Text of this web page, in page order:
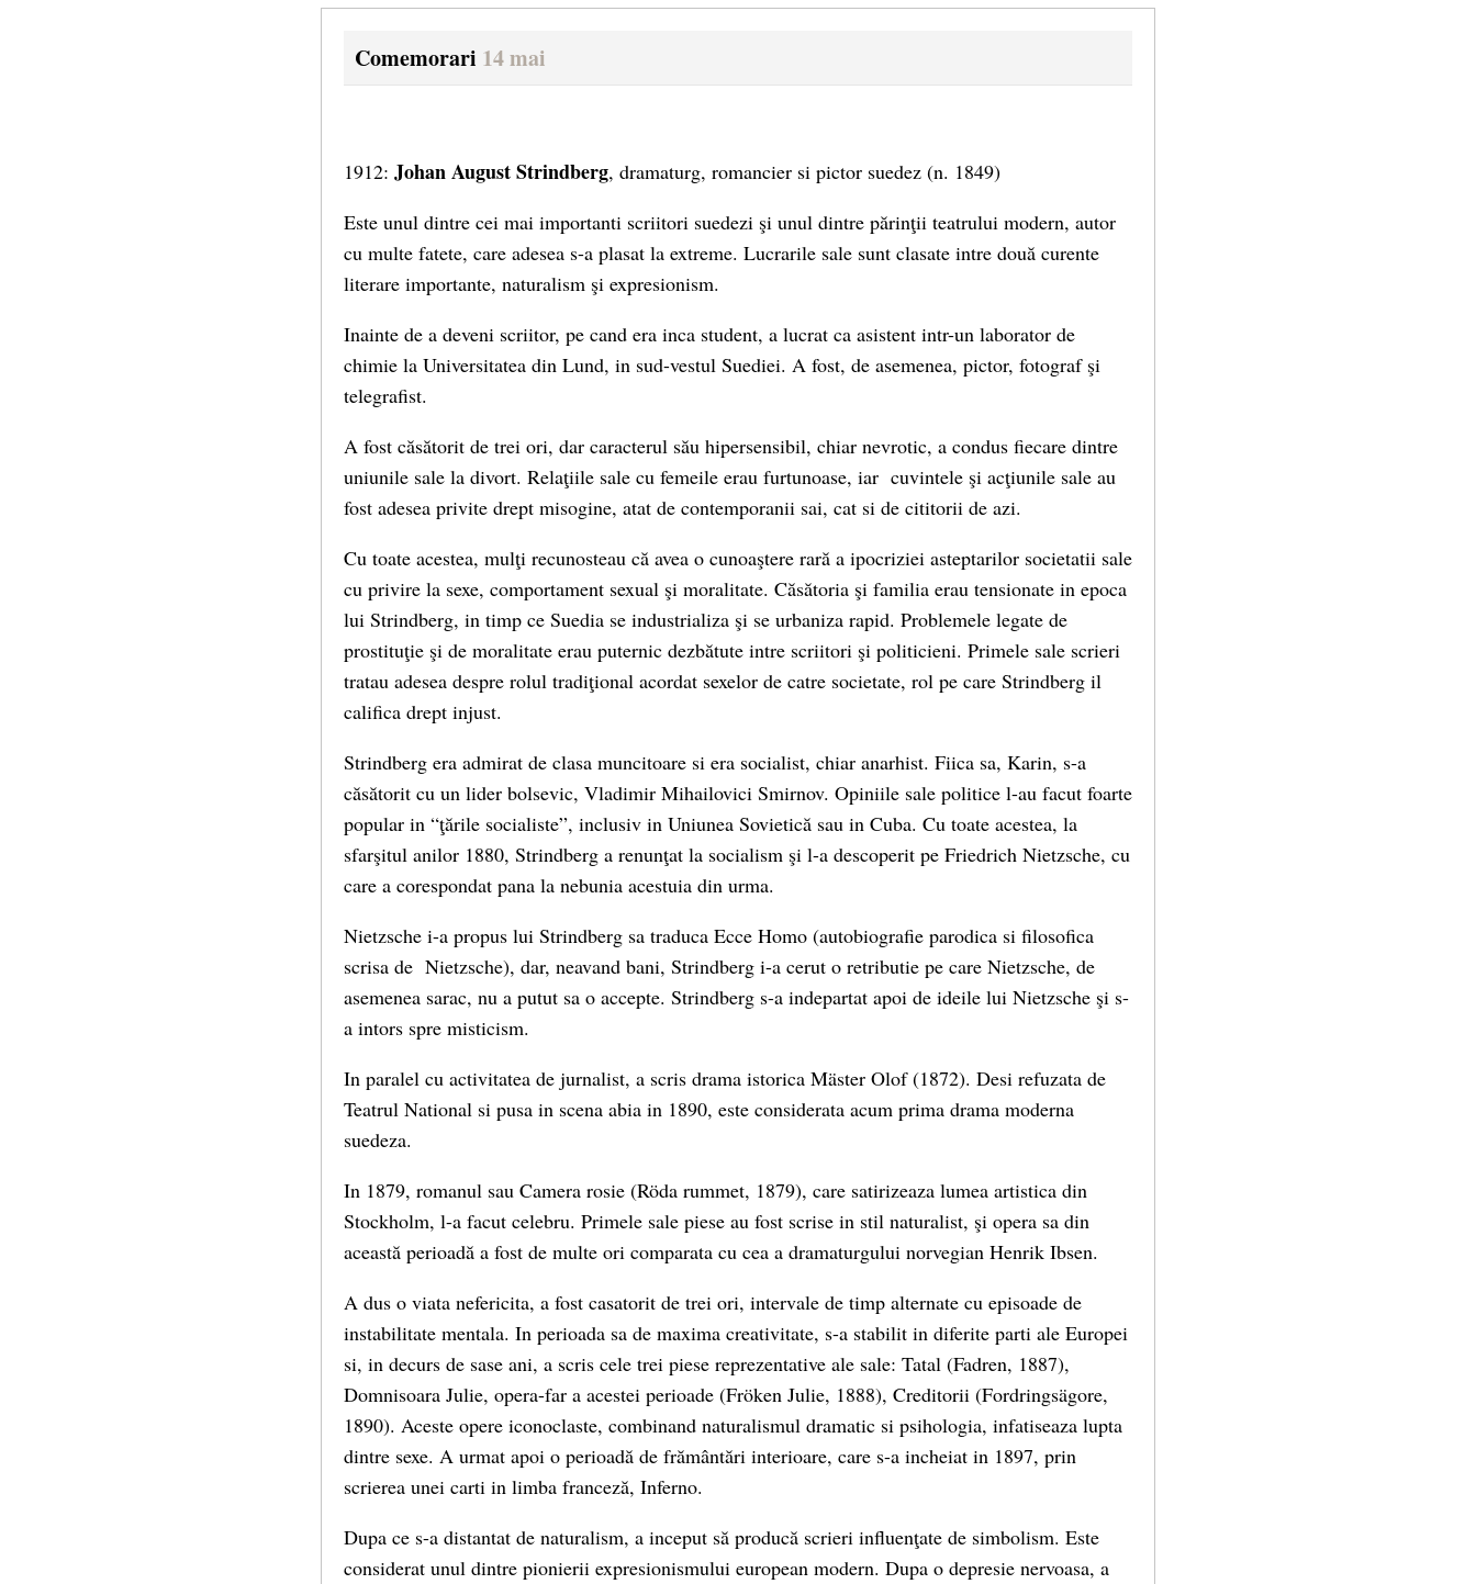
Comemorari 14 mai
1912: Johan August Strindberg, dramaturg, romancier si pictor suedez (n. 1849)
Este unul dintre cei mai importanti scriitori suedezi şi unul dintre părinţii teatrului modern, autor
cu multe fatete, care adesea s-a plasat la extreme. Lucrarile sale sunt clasate intre două curente
literare importante, naturalism şi expresionism.
Inainte de a deveni scriitor, pe cand era inca student, a lucrat ca asistent intr-un laborator de
chimie la Universitatea din Lund, in sud-vestul Suediei. A fost, de asemenea, pictor, fotograf şi
telegrafist.
A fost căsătorit de trei ori, dar caracterul său hipersensibil, chiar nevrotic, a condus fiecare dintre
uniunile sale la divort. Relaţiile sale cu femeile erau furtunoase, iar cuvintele şi acţiunile sale au
fost adesea privite drept misogine, atat de contemporanii sai, cat si de cititorii de azi.
Cu toate acestea, mulţi recunosteau că avea o cunoaştere rară a ipocriziei asteptarilor societatii sale
cu privire la sexe, comportament sexual şi moralitate. Căsătoria şi familia erau tensionate in epoca
lui Strindberg, in timp ce Suedia se industrializa şi se urbaniza rapid. Problemele legate de
prostituţie şi de moralitate erau puternic dezbătute intre scriitori şi politicieni. Primele sale scrieri
tratau adesea despre rolul tradiţional acordat sexelor de catre societate, rol pe care Strindberg il
califica drept injust.
Strindberg era admirat de clasa muncitoare si era socialist, chiar anarhist. Fiica sa, Karin, s-a
căsătorit cu un lider bolsevic, Vladimir Mihailovici Smirnov. Opiniile sale politice l-au facut foarte
popular in “ţările socialiste”, inclusiv in Uniunea Sovietică sau in Cuba. Cu toate acestea, la
sfarşitul anilor 1880, Strindberg a renunţat la socialism şi l-a descoperit pe Friedrich Nietzsche, cu
care a corespondat pana la nebunia acestuia din urma.
Nietzsche i-a propus lui Strindberg sa traduca Ecce Homo (autobiografie parodica si filosofica
scrisa de Nietzsche), dar, neavand bani, Strindberg i-a cerut o retributie pe care Nietzsche, de
asemenea sarac, nu a putut sa o accepte. Strindberg s-a indepartat apoi de ideile lui Nietzsche şi s-
a intors spre misticism.
In paralel cu activitatea de jurnalist, a scris drama istorica Mäster Olof (1872). Desi refuzata de
Teatrul National si pusa in scena abia in 1890, este considerata acum prima drama moderna
suedeza.
In 1879, romanul sau Camera rosie (Röda rummet, 1879), care satirizeaza lumea artistica din
Stockholm, l-a facut celebru. Primele sale piese au fost scrise in stil naturalist, şi opera sa din
această perioadă a fost de multe ori comparata cu cea a dramaturgului norvegian Henrik Ibsen.
A dus o viata nefericita, a fost casatorit de trei ori, intervale de timp al­ternate cu episoade de
instabilitate mentala. In perioada sa de maxima creativitate, s-a stabilit in diferite parti ale Europei
si, in decurs de sase ani, a scris cele trei piese reprezentative ale sale: Tatal (Fadren, 1887),
Domnisoara Julie, opera-far a acestei perioade (Fröken Julie, 1888), Creditorii (Fordringsägore,
1890). Aceste opere iconoclaste, combinand naturalismul dramatic si psihologia, infatiseaza lupta
dintre sexe. A urmat apoi o perioadă de frământări interioare, care s-a incheiat in 1897, prin
scrierea unei carti in limba franceză, Inferno.
Dupa ce s-a distantat de naturalism, a inceput să producă scrieri influenţate de simbolism. Este
considerat unul dintre pionierii expresionismului european modern. Dupa o depresie nervoasa, a